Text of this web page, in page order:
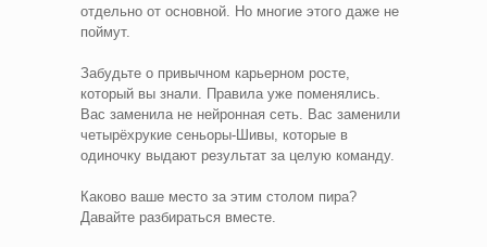
отдельно от основной. Но многие этого даже не
поймут.
Забудьте о привычном карьерном росте,
который вы знали. Правила уже поменялись.
Вас заменила не нейронная сеть. Вас заменили
четырёхрукие сеньоры-Шивы, которые в
одиночку выдают результат за целую команду.
Каково ваше место за этим столом пира?
Давайте разбираться вместе.